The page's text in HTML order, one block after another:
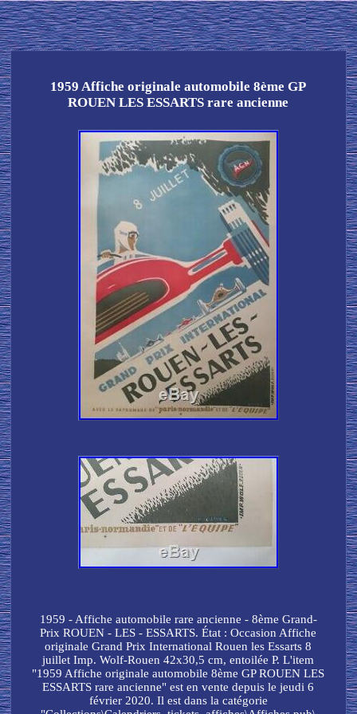
1959 Affiche originale automobile 8ème GP
ROUEN LES ESSARTS rare ancienne
1959 - Affiche automobile rare ancienne - 8ème Grand-
Prix ROUEN - LES - ESSARTS. État : Occasion Affiche
originale Grand Prix International Rouen les Essarts 8
juillet Imp. Wolf-Rouen 42x30,5 cm, entoilée P. L'item
"1959 Affiche originale automobile 8ème GP ROUEN LES
ESSARTS rare ancienne" est en vente depuis le jeudi 6
février 2020. Il est dans la catégorie